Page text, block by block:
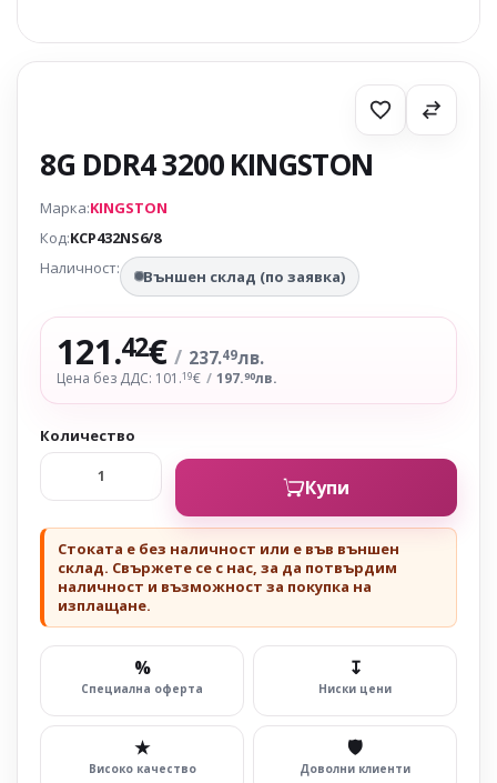
8G DDR4 3200 KINGSTON
Марка:KINGSTON
Код:KCP432NS6/8
Наличност:
Външен склад (по заявка)
121.42€ / 237.49лв.
Цена без ДДС: 101.19€ / 197.90лв.
Количество
Купи
Стоката е без наличност или е във външен
склад. Свържете се с нас, за да потвърдим
наличност и възможност за покупка на
изплащане.
%
Специална оферта
↧
Ниски цени
★
Високо качество
🛡
Доволни клиенти